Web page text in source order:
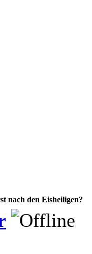
nach den Eisheiligen?